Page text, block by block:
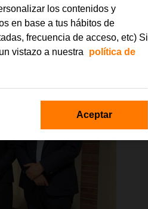
los contenidos y
en base a tus hábitos de
frecuencia de acceso, etc) Si
vistazo a nuestra
política de
Aceptar